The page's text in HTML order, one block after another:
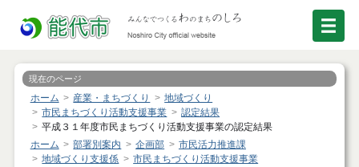
現在のページ
ホーム 産業・まちづくり
地域づくり
市民まちづくり活動支援事業
認定結果
平成３１年度市民まちづくり活動支援事業の認定結果
ホーム
部署別案内 企画部
市民活力推進課
地域づくり支援係
市民まちづくり活動支援事業